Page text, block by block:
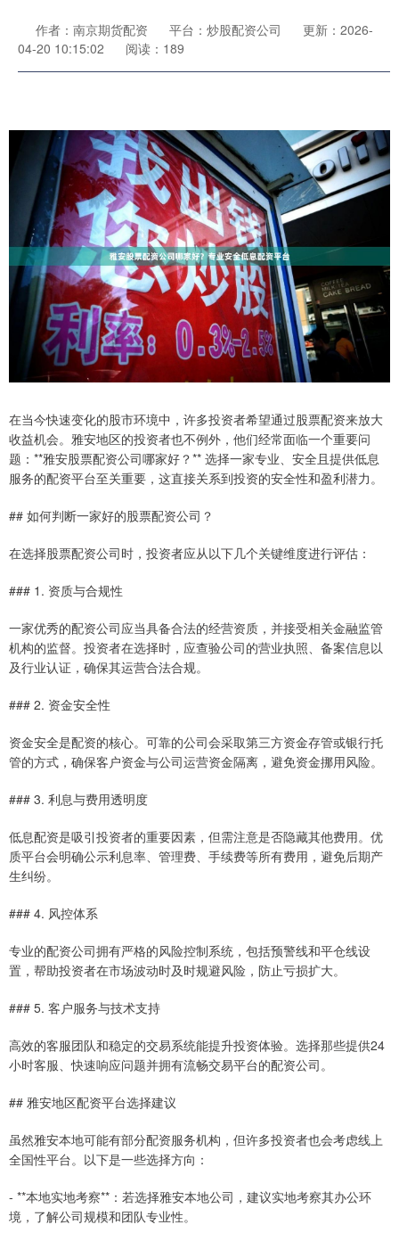
作者：南京期货配资 平台：炒股配资公司
更新：2026-
04-20 10:15:02
阅读：189
在当今快速变化的股市环境中，许多投资者希望通过股票配资来放大
收益机会。雅安地区的投资者也不例外，他们经常面临一个重要问
题：**雅安股票配资公司哪家好？** 选择一家专业、安全且提供低息
服务的配资平台至关重要，这直接关系到投资的安全性和盈利潜力。
## 如何判断一家好的股票配资公司？
在选择股票配资公司时，投资者应从以下几个关键维度进行评估：
### 1. 资质与合规性
一家优秀的配资公司应当具备合法的经营资质，并接受相关金融监管
机构的监督。投资者在选择时，应查验公司的营业执照、备案信息以
及行业认证，确保其运营合法合规。
### 2. 资金安全性
资金安全是配资的核心。可靠的公司会采取第三方资金存管或银行托
管的方式，确保客户资金与公司运营资金隔离，避免资金挪用风险。
### 3. 利息与费用透明度
低息配资是吸引投资者的重要因素，但需注意是否隐藏其他费用。优
质平台会明确公示利息率、管理费、手续费等所有费用，避免后期产
生纠纷。
### 4. 风控体系
专业的配资公司拥有严格的风险控制系统，包括预警线和平仓线设
置，帮助投资者在市场波动时及时规避风险，防止亏损扩大。
### 5. 客户服务与技术支持
高效的客服团队和稳定的交易系统能提升投资体验。选择那些提供24
小时客服、快速响应问题并拥有流畅交易平台的配资公司。
## 雅安地区配资平台选择建议
虽然雅安本地可能有部分配资服务机构，但许多投资者也会考虑线上
全国性平台。以下是一些选择方向：
- **本地实地考察**：若选择雅安本地公司，建议实地考察其办公环
境，了解公司规模和团队专业性。